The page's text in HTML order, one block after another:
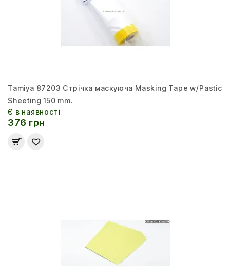
Tamiya 87203 Стрічка маскуюча Masking Tape w/Pastic
Sheeting 150 mm.
Є в наявності
376 грн